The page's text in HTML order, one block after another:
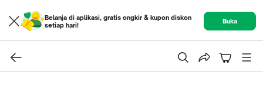
Belanja di aplikasi, gratis ongkir & kupon diskon
setiap hari!
Buka